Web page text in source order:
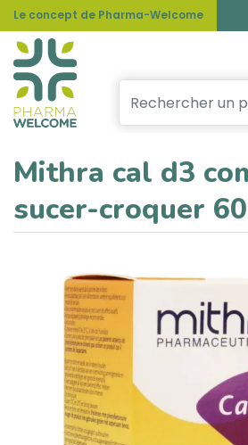
Le concept de Pharma-Welcome
Mithra cal d3
sucer-croquer 60